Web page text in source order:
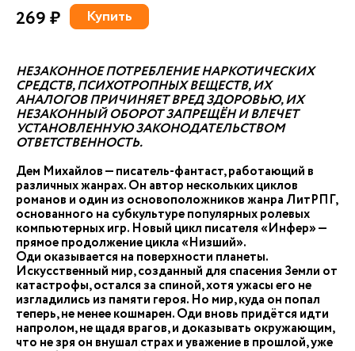
269 ₽ Купить
НЕЗАКОННОЕ ПОТРЕБЛЕНИЕ НАРКОТИЧЕСКИХ
СРЕДСТВ, ПСИХОТРОПНЫХ ВЕЩЕСТВ, ИХ
АНАЛОГОВ ПРИЧИНЯЕТ ВРЕД ЗДОРОВЬЮ, ИХ
НЕЗАКОННЫЙ ОБОРОТ ЗАПРЕЩЁН И ВЛЕЧЕТ
УСТАНОВЛЕННУЮ ЗАКОНОДАТЕЛЬСТВОМ
ОТВЕТСТВЕННОСТЬ.
Дем Михайлов — писатель-фантаст, работающий в
различных жанрах. Он автор нескольких циклов
романов и один из основоположников жанра ЛитРПГ,
основанного на субкультуре популярных ролевых
компьютерных игр. Новый цикл писателя «Инфер» —
прямое продолжение цикла «Низший».
Оди оказывается на поверхности планеты.
Искусственный мир, созданный для спасения Земли от
катастрофы, остался за спиной, хотя ужасы его не
изгладились из памяти героя. Но мир, куда он попал
теперь, не менее кошмарен. Оди вновь придётся идти
напролом, не щадя врагов, и доказывать окружающим,
что не зря он внушал страх и уважение в прошлой, уже